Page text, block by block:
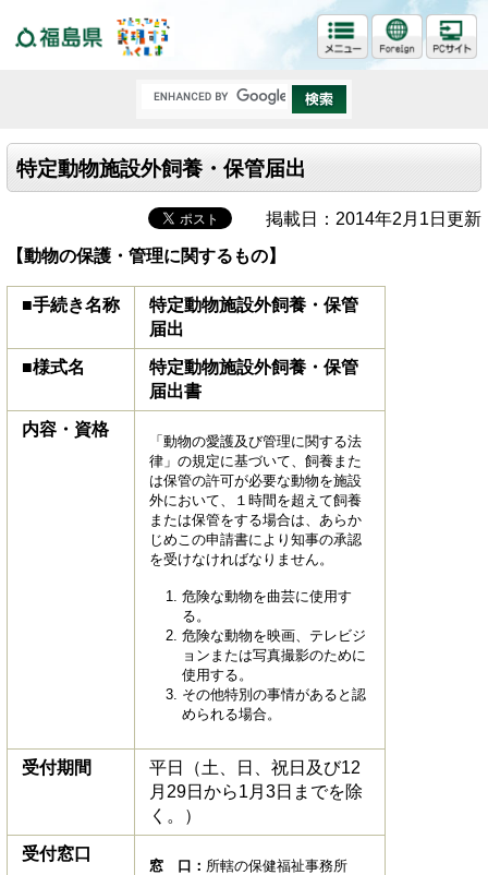
特定動物施設外飼養・保管届出
掲載日：2014年2月1日更新
【動物の保護・管理に関するもの】
■手続き名称
特定動物施設外飼養・保管
届出
■様式名
特定動物施設外飼養・保管
届出書
内容・資格
「動物の愛護及び管理に関する法
律」の規定に基づいて、飼養また
は保管の許可が必要な動物を施設
外において、１時間を超えて飼養
または保管をする場合は、あらか
じめこの申請書により知事の承認
を受けなければなりません。
危険な動物を曲芸に使用す
る。
危険な動物を映画、テレビジ
ョンまたは写真撮影のために
使用する。
その他特別の事情があると認
められる場合。
受付期間
平日（土、日、祝日及び12
月29日から1月3日までを除
く。）
受付窓口
窓 口： 所轄の保健福祉事務所